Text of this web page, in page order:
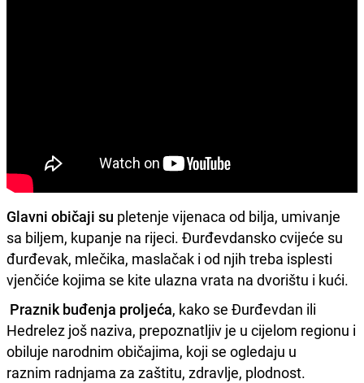
Glavni običaji su pletenje vijenaca od bilja, umivanje
sa biljem, kupanje na rijeci. Đurđevdansko cvijeće su
đurđevak, mlečika, maslačak i od njih treba isplesti
vjenčiće kojima se kite ulazna vrata na dvorištu i kući.
Praznik buđenja proljeća, kako se Đurđevdan ili
Hedrelez još naziva, prepoznatljiv je u cijelom regionu i
obiluje narodnim običajima, koji se ogledaju u
raznim radnjama za zaštitu, zdravlje, plodnost.